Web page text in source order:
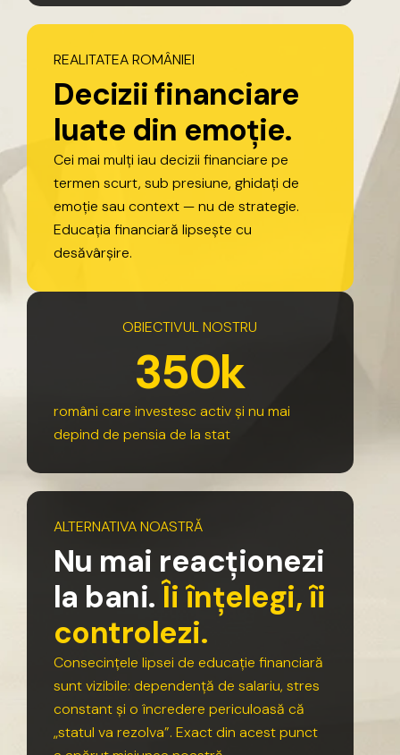
REALITATEA ROMÂNIEI
Deciziifinanciare
luate din emoție.
Cei mai mulți iau decizii financiare pe
termen scurt, sub presiune, ghidați de
emoție sau context — nu de strategie.
Educația financiară lipsește cu
desăvârșire.
OBIECTIVUL NOSTRU
350k
români care investesc activ și nu mai
depind de pensia de la stat
ALTERNATIVA NOASTRĂ
Nu mai reacționezi
la bani.Îi înțelegi,îi
controlezi.
Consecințele lipsei de educație financiară
sunt vizibile: dependență de salariu, stres
constant și o încredere periculoasă că
„statul va rezolva”. Exact din acest punct